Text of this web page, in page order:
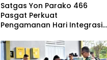
Satgas Yon Parako 466
Pasgat Perkuat
Pengamanan Hari Integrasi
Digelar di Dogiyai